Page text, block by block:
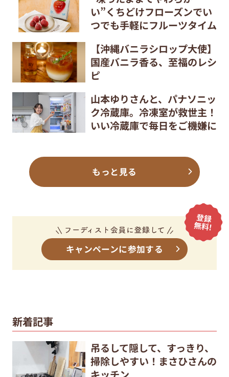
い”くちどけフローズンでい
つでも手軽にフルーツタイム
【沖縄バニラシロップ大使】
国産バニラ香る、至福のレシ
ピ
山本ゆりさんと、パナソニッ
ク冷蔵庫。冷凍室が救世主！
いい冷蔵庫で毎日をご機嫌に
もっと見る
キャンペーンに参加する
新着記事
吊るして隠して、すっきり、
掃除しやすい！まさひさんの